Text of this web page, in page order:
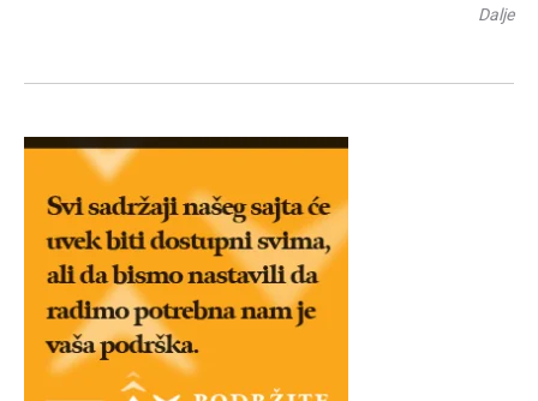
Dalje